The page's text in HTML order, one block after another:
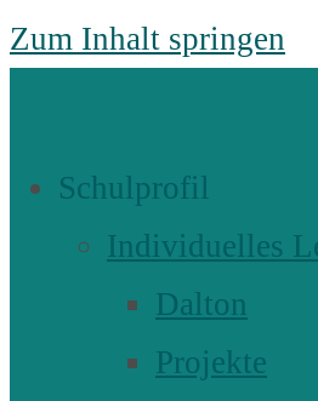
Zum Inhalt springen
Schulprofil
Individuelles
Dalton
Projekte